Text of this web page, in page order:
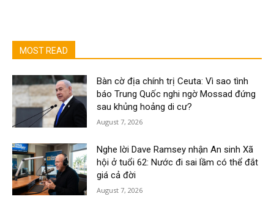
MOST READ
Bàn cờ địa chính trị Ceuta: Vì sao tình
báo Trung Quốc nghi ngờ Mossad đứng
sau khủng hoảng di cư?
August 7, 2026
Nghe lời Dave Ramsey nhận An sinh Xã
hội ở tuổi 62: Nước đi sai lầm có thể đắt
giá cả đời
August 7, 2026